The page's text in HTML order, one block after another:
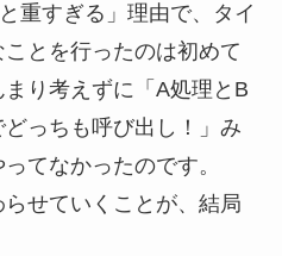
重すぎる」理由で、タイ
とを行ったのは初めて
り考えずに「A処理とB
っちも呼び出し！」み
てなかったのです。
せていくことが、結局